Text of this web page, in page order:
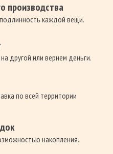
производства
каждой вещи.
другой или вернем деньги.
по всей территории
накопления.